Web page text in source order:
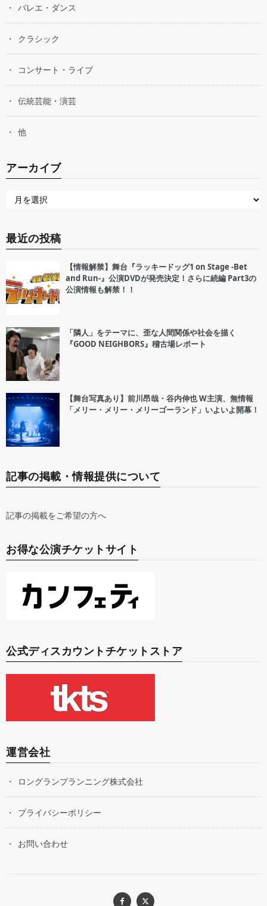
バレエ・ダンス
クラシック
コンサート・ライブ
伝統芸能・演芸
他
アーカイブ
最近の投稿
【情報解禁】舞台『ラッキードッグ1 on Stage -Bet
and Run-』公演DVDが発売決定！さらに続編 Part3の
公演情報も解禁！！
「隣人」をテーマに、歪な人間関係や社会を描く
『GOOD NEIGHBORS』稽古場レポート
【舞台写真あり】前川昂哉・谷内伸也 W主演、無情報
「メリー・メリー・メリーゴーランド」いよいよ開幕！
記事の掲載・情報提供について
記事の掲載をご希望の方へ
お得な公演チケットサイト
公式ディスカウントチケットストア
運営会社
ロングランプランニング株式会社
プライバシーポリシー
お問い合わせ